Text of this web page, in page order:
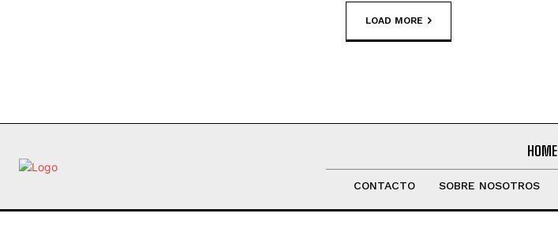
LOAD MORE
HOME
CONTACTO SOBRE NOSOTROS